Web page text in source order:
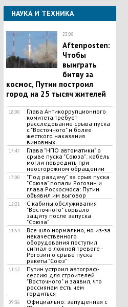
НАУКА И ТЕХНИКА
23:08
Aftenposten:
Чтобы
выиграть
битву за
космос, Путин построил
город на 25 тысяч жителей
18:00
Глава Антикоррупционного
комитета требует
расследование срыва пуска
с "Восточного" и более
жесткого наказания
виновных
17:47
Глава "НПО автоматики" о
срыве пуска "Союза": кабель
могли повредить при
неосторожном обращении
17:00
"Под раздачу" за срыв пуска
"Союза" попали Рогозин и
глава Роскосмоса: Путин
объявил им выговор
12:21
С кабины обслуживания
"Восточного" сорвало
защиту после запуска
"Союза"
11:54
Все шло нормально, но из-за
некачественного
оборудования поступил
сигнал о ложной тревоге -
Рогозин о срыве пуска
ракеты "Союз"
11:12
Путин устроил автограф-
сессию для строителей
"Восточного" и заявил, что
россиянам есть чем
гордиться
09:36
Официально: запущенная с